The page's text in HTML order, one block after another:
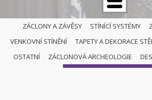
ZÁCLONY A ZÁVĚSY STÍNÍCÍ SYSTÉMY
VENKOVNÍ STÍNĚNÍ
TAPETY A DEKORACE
OSTATNÍ
ZÁCLONOVÁ ARCHEOLOGIE
OSTATNÍ